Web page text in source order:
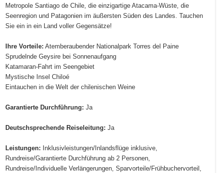
Metropole Santiago de Chile, die einzigartige Atacama-Wüste, die
Seenregion und Patagonien im äußersten Süden des Landes. Tauchen
Sie ein in ein Land voller Gegensätze!
Ihre Vorteile: Atemberaubender Nationalpark Torres del Paine
Sprudelnde Geysire bei Sonnenaufgang
Katamaran-Fahrt im Seengebiet
Mystische Insel Chiloé
Eintauchen in die Welt der chilenischen Weine
Garantierte Durchführung: Ja
Deutschsprechende Reiseleitung: Ja
Leistungen: Inklusivleistungen/Inlandsflüge inklusive,
Rundreise/Garantierte Durchführung ab 2 Personen,
Rundreise/Individuelle Verlängerungen, Sparvorteile/Frühbuchervorteil,